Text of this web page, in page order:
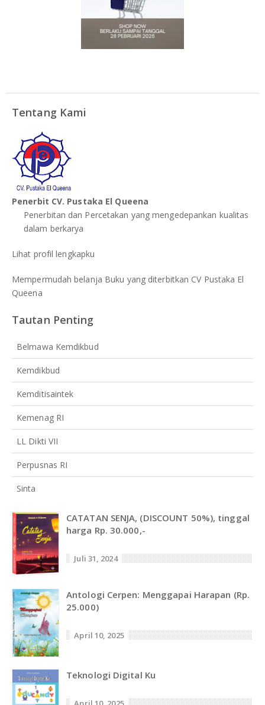
Tentang Kami
Penerbit CV. Pustaka El Queena
Penerbitan dan Percetakan yang mengedepankan kualitas
dalam berkarya
Lihat profil lengkapku
Mempermudah belanja Buku yang diterbitkan CV Pustaka El
Queena
Tautan Penting
Belmawa Kemdikbud
Kemdikbud
Kemditisaintek
Kemenag RI
LL Dikti VII
Perpusnas RI
Sinta
CATATAN SENJA, (DISCOUNT 50%), tinggal
harga Rp. 30.000,-
Juli 31, 2024
Antologi Cerpen: Menggapai Harapan (Rp.
25.000)
April 10, 2025
Teknologi Digital Ku